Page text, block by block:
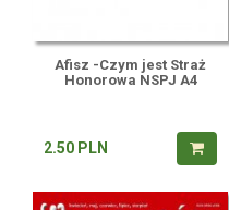
Afisz -Czym jest Straż
Honorowa NSPJ A4
2.50 PLN